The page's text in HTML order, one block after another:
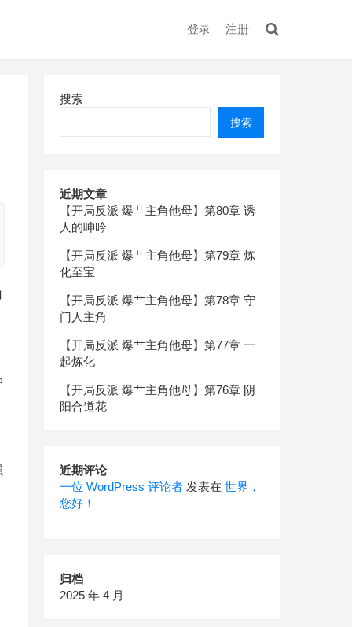
登录 注册
搜索
搜索
近期文章
【开局反派 爆艹主角他母】第80章 诱
人的呻吟
【开局反派 爆艹主角他母】第79章 炼
化至宝
【开局反派 爆艹主角他母】第78章 守
门人主角
【开局反派 爆艹主角他母】第77章 一
起炼化
【开局反派 爆艹主角他母】第76章 阴
阳合道花
近期评论
一位 WordPress 评论者 发表在 世界，
您好！
归档
2025 年 4 月